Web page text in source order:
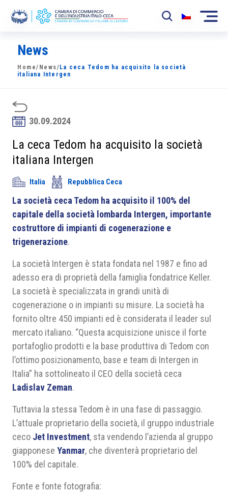
La Camera
News
Sviluppo Mercato
Soci
Partner
Progetti
Area riservata
News
Home/ News/ La ceca Tedom ha acquisito la società
italiana Intergen
30.09.2024
La ceca Tedom ha acquisito la società
italiana Intergen
Italia Repubblica Ceca
La società ceca Tedom ha acquisito il 100% del
capitale della società lombarda Intergen, importante
costruttore di impianti di cogenerazione e
trigenerazione.
La società Intergen è stata fondata nel 1987 e fino ad
adesso era di proprietà della famiglia fondatrice Keller.
La società è specializzata in grandi unità di
cogenerazione o in impianti su misure. La società ha
fornito oltre 450 impianti ed è considerata il leader sul
mercato italiano. “Questa acquisizione unisce il forte
portafoglio prodotti e la base produttiva di Tedom con
l’ottimo posizionamento, base e team di Intergen in
Italia” ha sottolineato il CEO della società ceca
Ladislav Zeman.
Tuttavia la stessa Tedom è in una fase di passaggio.
L’attuale proprietario della società, il gruppo industriale
ceco Jet Investment, sta vendendo l’azienda al gruppo
giapponese Yanmar, che diventerà proprietario del
100% del capitale.
Fonte e fonte fotografia: